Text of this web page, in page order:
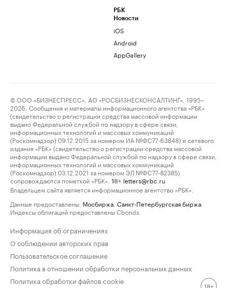
РБК
Новости
iOS
Android
AppGallery
© ООО «БИЗНЕСПРЕСС», АО «РОСБИЗНЕСКОНСАЛТИНГ», 1995–
2026. Сообщения и материалы информационного агентства «РБК»
(свидетельство о регистрации средства массовой информации
выдано Федеральной службой по надзору в сфере связи,
информационных технологий и массовых коммуникаций
(Роскомнадзор) 09.12.2015 за номером ИА №ФС77-63848) и сетевого
издания «РБК» (свидетельство о регистрации средства массовой
информации выдано Федеральной службой по надзору в сфере связи,
информационных технологий и массовых коммуникаций
(Роскомнадзор) 03.12.2021 за номером ЭЛ №ФС77-82385)
сопровождаются пометкой «РБК».
18+ letters@rbc.ru
Владельцем сайта является информационное агентство «РБК».
Данные предоставлены: Мосбиржа Санкт-Петербургская биржа
Индексы облигаций предоставлены Cbonds.
Информация об ограничениях
О соблюдении авторских прав
Пользовательское соглашение
Политика в отношении обработки персональных данных
Политика обработки файлов cookie
18+